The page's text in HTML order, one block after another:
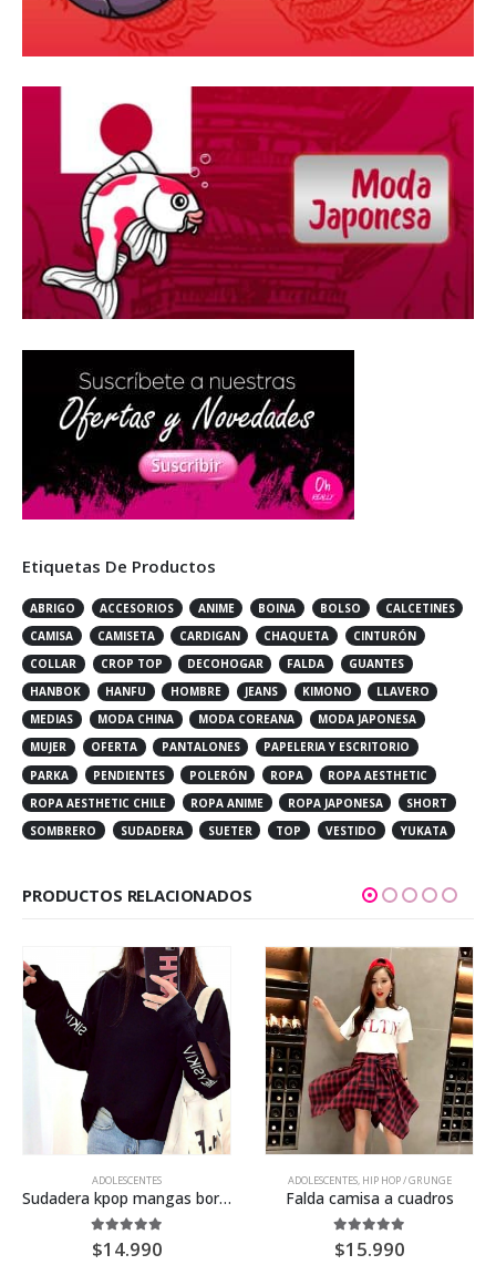
Etiquetas De Productos
ABRIGO ACCESORIOS ANIME BOINA BOLSO
CALCETINES
CAMISA
CAMISETA CARDIGAN CHAQUETA
CINTURÓN
COLLAR
CROP TOP DECOHOGAR FALDA
GUANTES
HANBOK
HANFU HOMBRE JEANS KIMONO
LLAVERO
MEDIAS
MODA CHINA MODA COREANA
MODA JAPONESA
MUJER
OFERTA PANTALONES
PAPELERIA Y ESCRITORIO
PARKA
PENDIENTES POLERÓN ROPA
ROPA AESTHETIC
ROPA AESTHETIC CHILE
ROPA ANIME ROPA JAPONESA
SHORT
SOMBRERO
SUDADERA SUETER TOP VESTIDO YUKATA
PRODUCTOS RELACIONADOS
ADOLESCENTES
Sudadera kpop mangas bordadas
5.00 out of 5
$14.990
ADOLESCENTES, HIP HOP / GRUNGE
Falda camisa a cuadros
5.00 out of 5
$15.990